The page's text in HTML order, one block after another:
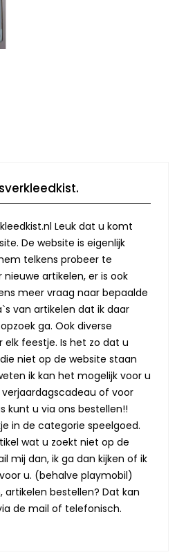
Leuk dat u komt
De website is eigenlijk
telkens probeer te
artikelen, er is ook
meer vraag naar bepaalde
van artikelen dat ik daar
ga. Ook diverse
feestje. Is het zo dat u
niet op de website staan
ik kan het mogelijk voor u
of voor
kunt u via ons bestellen!!
in de categorie speelgoed.
wat u zoekt niet op de
mij dan, ik ga dan kijken of ik
u. (behalve playmobil)
artikelen bestellen? Dat kan
de mail of telefonisch.